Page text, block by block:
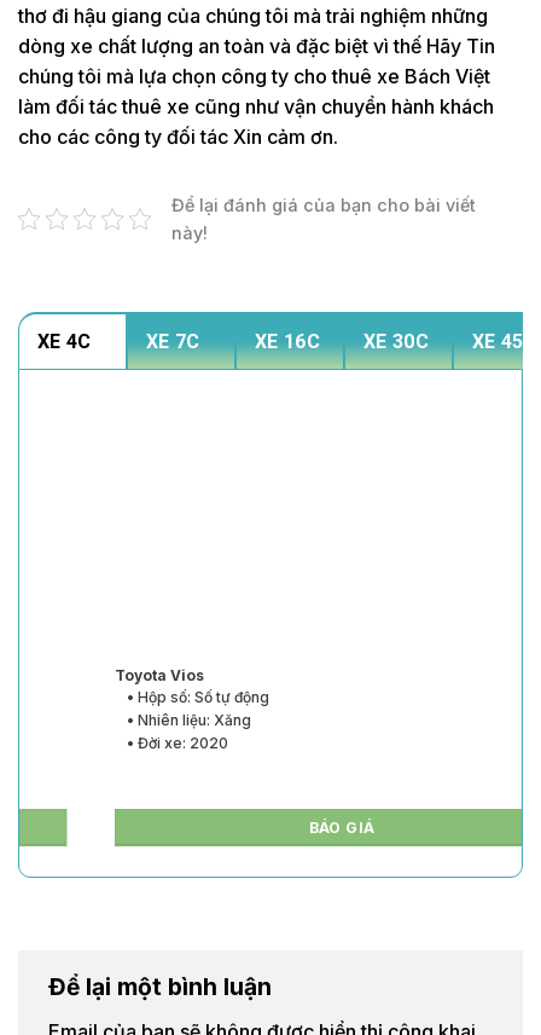
thơ đi hậu giang của chúng tôi mà trải nghiệm những
dòng xe chất lượng an toàn và đặc biệt vì thế Hãy Tin
chúng tôi mà lựa chọn công ty cho thuê xe Bách Việt
làm đối tác thuê xe cũng như vận chuyển hành khách
cho các công ty đối tác Xin cảm ơn.
Để lại đánh giá của bạn cho bài viết
này!
XE 4C XE 7C XE 16C XE 30C XE 45C
Toyota Vios
• Hộp số: Số tự động
• Nhiên liệu: Xăng
• Đời xe: 2020
Để lại một bình luận